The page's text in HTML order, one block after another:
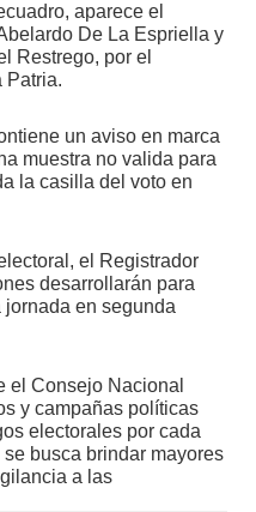
aparece el
De La Espriella y
Restrego, por el
Patria.
un aviso en marca
muestra no valida para
la casilla del voto en
el Registrador
desarrollarán para
en segunda
el Consejo Nacional
y campañas políticas
electorales por cada
busca brindar mayores
a las